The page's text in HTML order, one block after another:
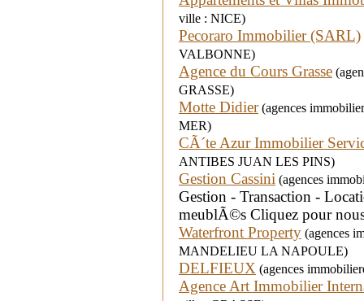
ville : NICE)
Pecoraro Immobilier (SARL)
VALBONNE)
Agence du Cours Grasse
GRASSE)
Motte Didier(agences
MER)
CÃ´te Azur Immobilier
ANTIBES JUAN LES PINS)
Gestion Cassini (agences
Gestion - Transaction -
meublÃ©s Cliquez pour
Waterfront Property (agences
MANDELIEU LA NAPOULE)
DELFIEUX (agences
Agence Art Immobilier